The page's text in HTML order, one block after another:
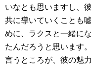
いなとも思いますし、
共に導いていくことも
めに、ラクスと一緒に
たんだろうと思います
言うところが、彼の魅